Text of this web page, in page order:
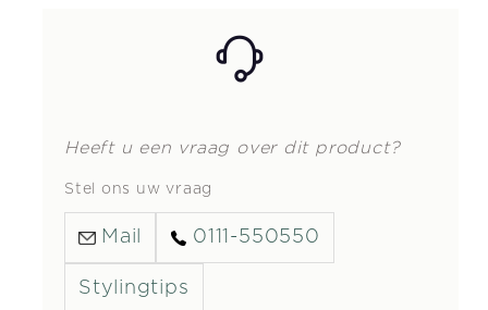
Heeft u een vraag over dit product?
Stel ons uw vraag
Mail 0111-550550
Stylingtips